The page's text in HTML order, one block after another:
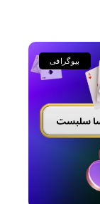
بیوگرافی